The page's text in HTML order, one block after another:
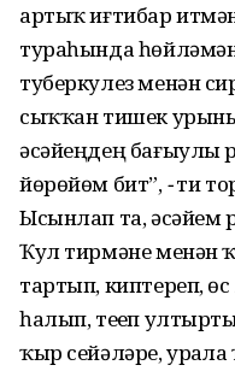
артыҡ иғтибар
тураһында
туберкулез менән
сыҡҡан тишек
әсәйеңдең бағыулы
йөрөйөм бит”,-ти
Ысынлап та, әсәйем
Ҡул тирмәне менән
тартып, киптереп,
һалып, теҙеп
ҡыр сейәләре,